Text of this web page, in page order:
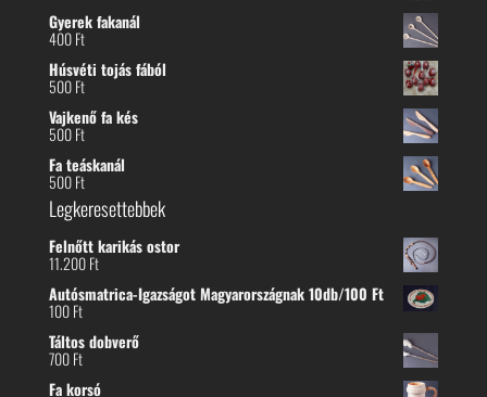
Gyerek fakanál
400Ft
Húsvéti tojás fából
500Ft
Vajkenő fa kés
500Ft
Fa teáskanál
500Ft
Legkeresettebbek
Felnőtt karikás ostor
11.200Ft
Autósmatrica-Igazságot Magyarországnak 10db/100 Ft
100Ft
Táltos dobverő
700Ft
Fa korsó